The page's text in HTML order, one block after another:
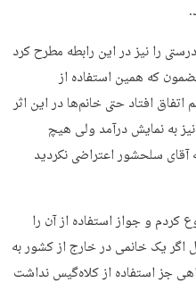
را نیز در این رابطه مطرح کرد
که همین استفاده از
افتاد حتی خانم‌ها در این اثر
به نمایش درآمد ولی هیچ
سلحشور اعتراضی نکردید
کردم و جواز استفاده از آن را
اگر یک خانمی در خارج از کشور به
جز استفاده از کلاه‌گیس نداشت